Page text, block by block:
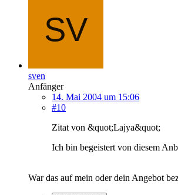
sven
Anfänger
14. Mai 2004 um 15:06
#10
Zitat von &quot;Lajya&quot;
Ich bin begeistert von diesem
War das auf mein oder dein Angebot